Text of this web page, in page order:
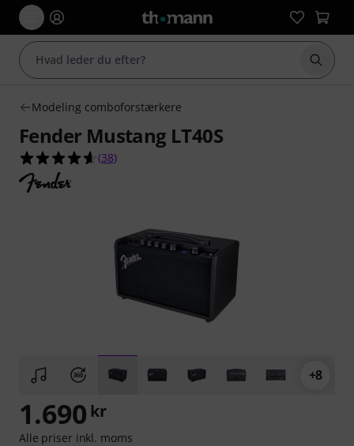
Start
Modeling comboforstærkere
Fender Mustang LT40S
4.6 ud af 5 stjerner fra 38 kundebedømmelser
(38)
+8
1.690 kr
Alle priser inkl. moms